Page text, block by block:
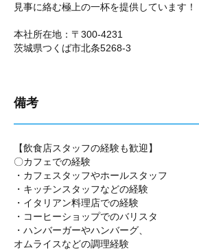
見事に絡む極上の一杯を提供しています！
本社所在地：〒300-4231
茨城県つくば市北条5268-3
備考
【飲食店スタッフの経験も歓迎】
〇カフェでの経験
・カフェスタッフやホールスタッフ
・キッチンスタッフなどの経験
・イタリアン料理店での経験
・コーヒーショップでのバリスタ
・ハンバーガーやハンバーグ、
オムライスなどの調理経験